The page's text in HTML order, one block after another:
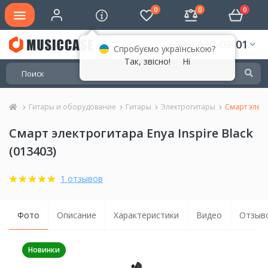
0 0 0
(066) 050-09-01
Гитары и оборудование Гитары Электрогитары Смарт
Смарт электрогитара Enya Inspire Black
(013403)
1 отзывов
Фото Описание Характеристики Видео
Новинки
Спробуємо українською?
Так, звісно!
Ні